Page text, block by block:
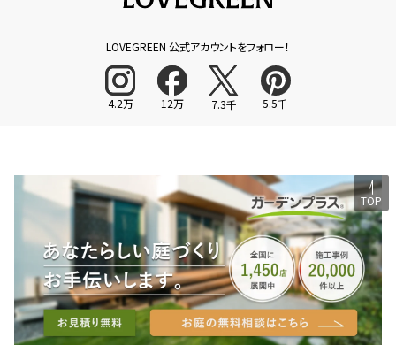
LOVEGREEN 公式アカウントをフォロー！
4.2万 12万 7.3千 5.5千
TOP